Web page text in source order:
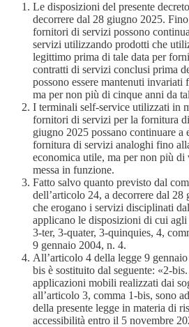
Le disposizioni del presente
decorrere dal 28 giugno 2025.
fornitori di servizi possono
servizi utilizzando prodotti che
legittimo prima di tale data per
contratti di servizi conclusi prima
possono essere mantenuti invariati
ma per non più di cinque anni da
I terminali self-service utilizzati in
fornitori di servizi per la fornitura
giugno 2025 possano continuare a
fornitura di servizi analoghi fino
economica utile, ma per non più
messa in funzione.
Fatto salvo quanto previsto dal
dell’articolo 24, a decorrere dal 28
che erogano i servizi disciplinati
applicano le disposizioni di cui
3-ter, 3-quater, 3-quinquies, 4,
9 gennaio 2004, n. 4.
All’articolo 4 della legge 9
bis è sostituito dal seguente: «2-
applicazioni mobili realizzati dai
all’articolo 3, comma 1-bis, sono
della presente legge in materia di
accessibilità entro il 5 novembre